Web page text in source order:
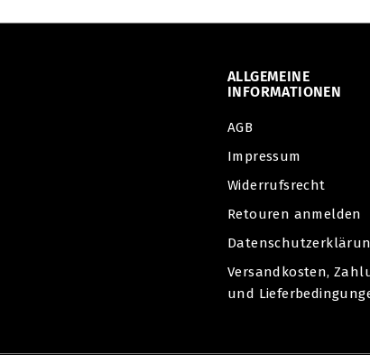
0
ALLGEMEINE
INFORMATIONEN
AGB
Impressum
Widerrufsrecht
Retouren anmelden
Versandkosten,
und